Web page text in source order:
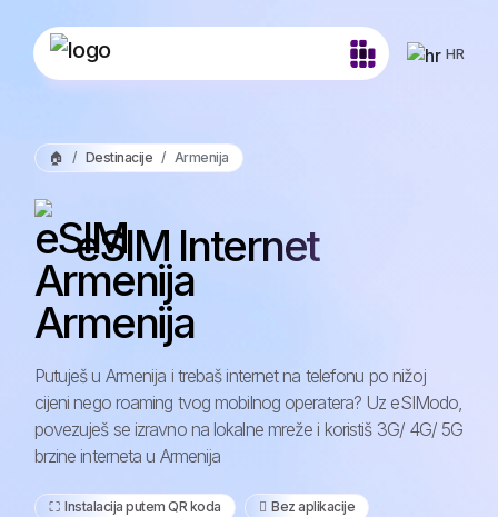
HR
🏠 Destinacije Armenija
eSIM Internet
Armenija
Putuješ u Armenija i trebaš internet na telefonu po nižoj
cijeni nego roaming tvog mobilnog operatera? Uz eSIModo,
povezuješ se izravno na lokalne mreže i koristiš 3G/ 4G/ 5G
brzine interneta u Armenija
⛶️️ Instalacija putem QR koda ️ Bez aplikacije